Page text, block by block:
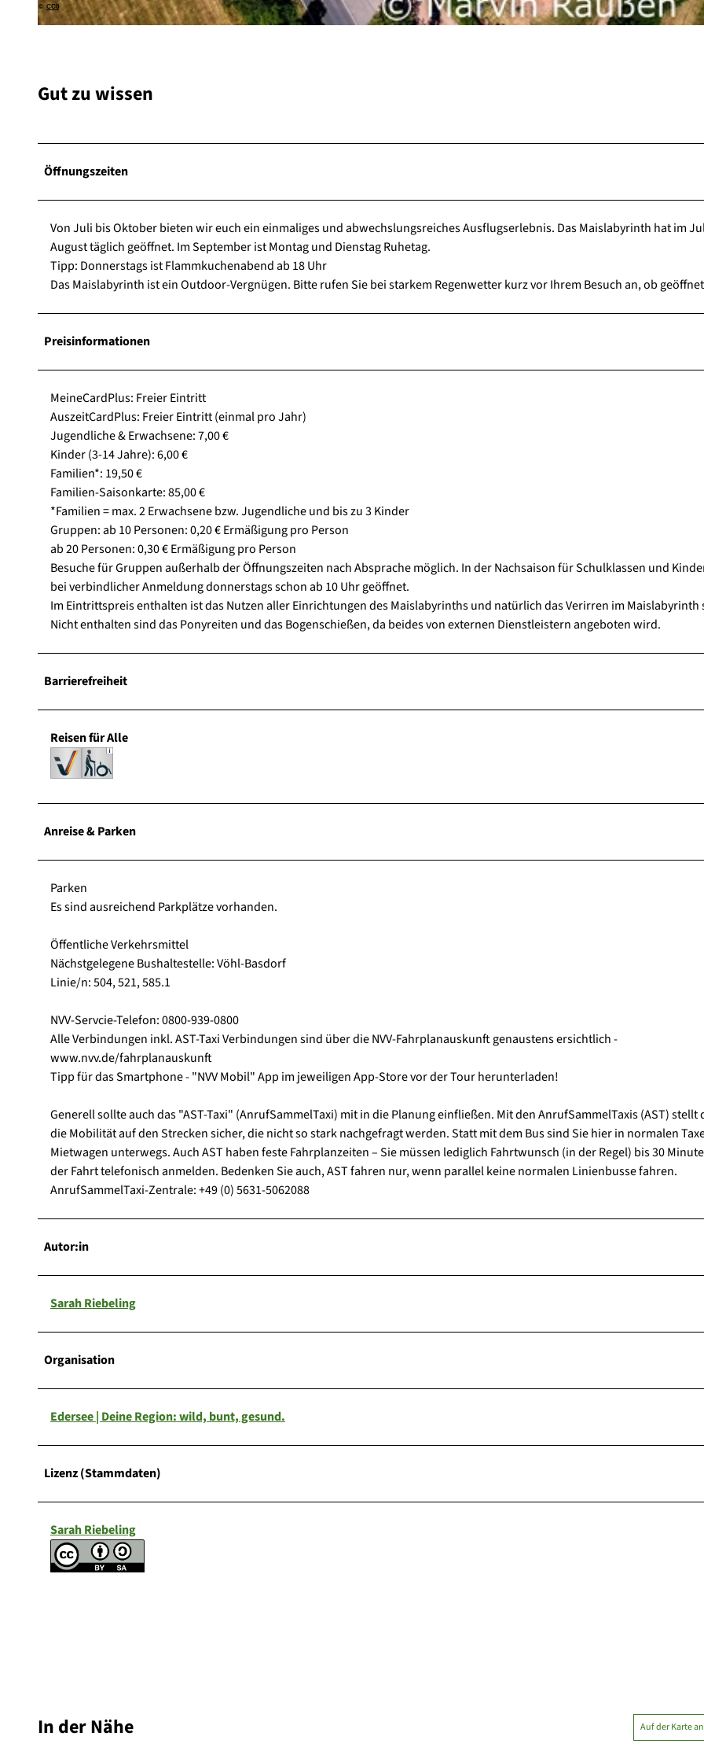
©CC0
Gut zu wissen
Öffnungszeiten
Von Juli bis Oktober bieten wir euch ein einma­liges und abwechslungs­rei­ches Ausflugs­erleb­nis. Das Maislabyrinth hat im
August täglich geöffnet. Im September ist Montag und Dienstag Ruhetag.
Tipp: Donnerstags ist Flammkuchenabend ab 18 Uhr
Das Maislabyrinth ist ein Outdoor-Vergnügen. Bitte rufen Sie bei starkem Regenwetter kurz vor Ihrem Besuch an, ob
Preisinformationen
MeineCardPlus: Freier Eintritt
AuszeitCardPlus: Freier Eintritt (einmal pro Jahr)
Jugendliche & Erwachsene: 7,00 €
Kinder (3-14 Jahre): 6,00 €
Familien*: 19,50 €
Familien-Saisonkarte: 85,00 €
*Familien = max. 2 Erwachsene bzw. Jugendliche und bis zu 3 Kinder
Gruppen: ab 10 Personen: 0,20 € Ermäßigung pro Person
ab 20 Personen: 0,30 € Ermäßigung pro Person
Besuche für Gruppen außerhalb der Öffnungszeiten nach Absprache möglich. In der Nachsaison für Schulklassen und
bei verbindlicher Anmeldung donnerstags schon ab 10 Uhr geöffnet.
Im Eintrittspreis enthalten ist das Nutzen aller Einrichtungen des Maislabyrinths und natürlich das Verirren im Maislabyrinth
Nicht enthalten sind das Ponyreiten und das Bogenschießen, da beides von externen Dienstleistern angeboten wird.
Barrierefreiheit
Reisen für Alle
Anreise & Parken
Parken
Es sind ausreichend Parkplätze vorhanden.
Öffentliche Verkehrsmittel
Nächstgelegene Bushaltestelle: Vöhl-Basdorf
Linie/n: 504, 521, 585.1
NVV-Servcie-Telefon: 0800-939-0800
Alle Verbindungen inkl. AST-Taxi Verbindungen sind über die NVV-Fahrplanauskunft genaustens ersichtlich -
www.nvv.de/fahrplanauskunft
Tipp für das Smartphone - "NVV Mobil" App im jeweiligen App-Store vor der Tour herunterladen!
Generell sollte auch das "AST-Taxi" (AnrufSammelTaxi) mit in die Planung einfließen. Mit den AnrufSammelTaxis (AST) stellt
die Mobilität auf den Strecken sicher, die nicht so stark nachgefragt werden. Statt mit dem Bus sind Sie hier in normalen
Mietwagen unterwegs. Auch AST haben feste Fahrplanzeiten – Sie müssen lediglich Fahrtwunsch (in der Regel) bis 30
der Fahrt telefonisch anmelden. Bedenken Sie auch, AST fahren nur, wenn parallel keine normalen Linienbusse fahren.
AnrufSammelTaxi-Zentrale: +49 (0) 5631-5062088
Autor:in
Sarah Riebeling
Organisation
Edersee | Deine Region: wild, bunt, gesund.
Lizenz (Stammdaten)
Sarah Riebeling
In der Nähe Auf der Karte